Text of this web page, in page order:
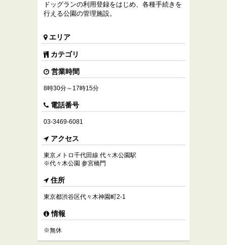
ドッグランの利用登録をはじめ、各種手続きを
行える公園の管理施設。
エリア
カテゴリ
営業時間
8時30分～17時15分
電話番号
03-3469-6081
アクセス
東京メトロ千代田線 代々木公園駅
※代々木公園 参宮橋門
住所
東京都渋谷区代々木神園町2-1
情報
※無休